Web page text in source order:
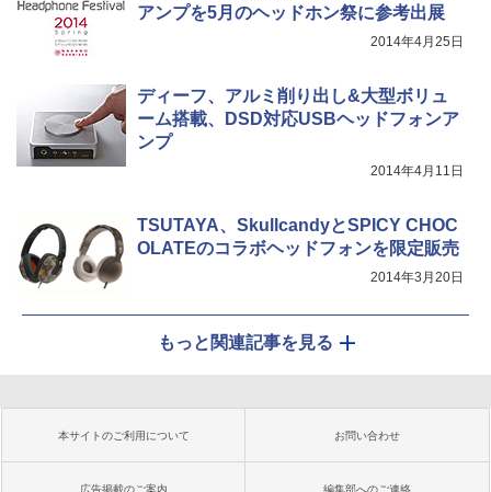
アンプを5月のヘッドホン祭に参考出展
2014年4月25日
ディーフ、アルミ削り出し&大型ボリュ
ーム搭載、DSD対応USBヘッドフォンア
ンプ
2014年4月11日
TSUTAYA、SkullcandyとSPICY CHOC
OLATEのコラボヘッドフォンを限定販売
2014年3月20日
もっと関連記事を見る
本サイトのご利用について お問い合わせ
広告掲載のご案内 編集部へのご連絡